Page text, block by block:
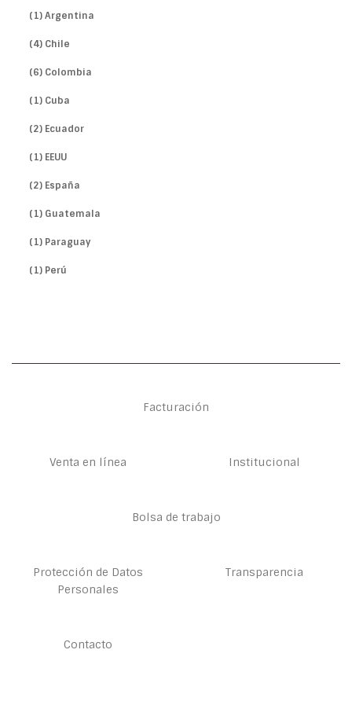
(1) Argentina
(4) Chile
(6) Colombia
(1) Cuba
(2) Ecuador
(1) EEUU
(2) España
(1) Guatemala
(1) Paraguay
(1) Perú
Facturación
Venta en línea Institucional
Bolsa de trabajo
Protección de Datos
Personales
Transparencia
Contacto